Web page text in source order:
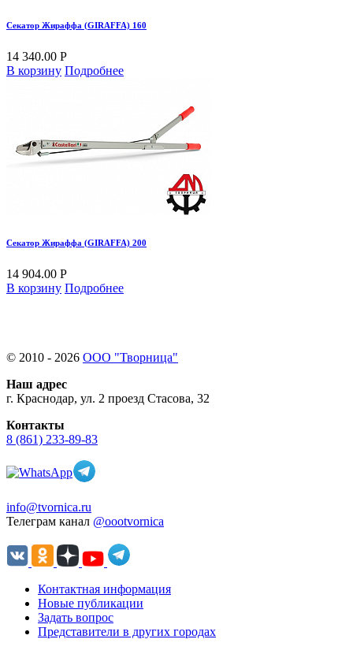
Секатор Жираффа (GIRAFFA) 160
14 340.00 Р
В корзину Подробнее
Секатор Жираффа (GIRAFFA) 200
14 904.00 Р
В корзину Подробнее
© 2010 - 2026 ООО "Творница"
Наш адрес
г. Краснодар, ул. 2 проезд Стасова, 32
Контакты
8 (861) 233-89-83
info@tvornica.ru
Телеграм канал @oootvornica
Контактная информация
Новые публикации
Задать вопрос
Представители в других городах